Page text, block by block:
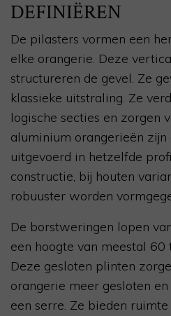
DEFINIËREN
De pilasters vormen een
elke orangerie. Deze
structureren de gevel. Ze
klassieke uitstraling. Ze
logische secties en zorgen
aluminium orangerieën zijn
uitgevoerd in hetzelfde
constructie, bij houten
robuuster worden
De borstweringen lopen
een hoogte van meestal
Deze gesloten plinten
orangerie meer gesloten
een serre. Ze bieden